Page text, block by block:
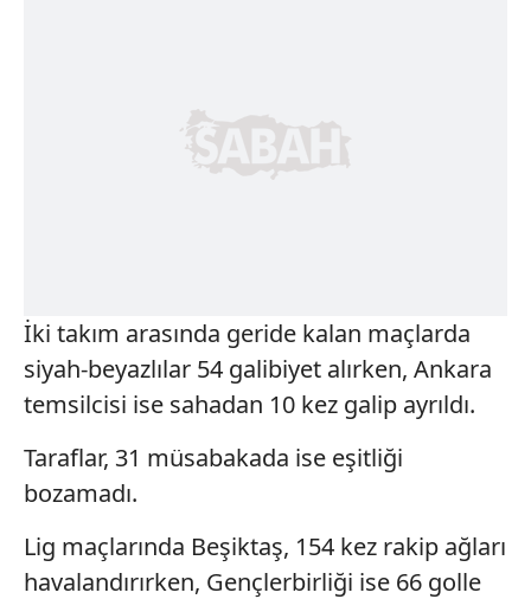
İki takım arasında geride kalan maçlarda
siyah-beyazlılar 54 galibiyet alırken, Ankara
temsilcisi ise sahadan 10 kez galip ayrıldı.
Taraflar, 31 müsabakada ise eşitliği
bozamadı.
Lig maçlarında Beşiktaş, 154 kez rakip ağları
havalandırırken, Gençlerbirliği ise 66 golle